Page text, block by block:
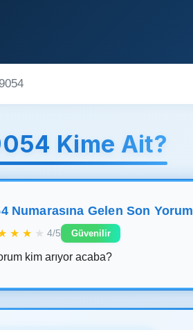
Kime Ait?
Numarasına Gelen Son Yorum
★ ★ ★ 4/5 Güvenilir
kim arıyor acaba?